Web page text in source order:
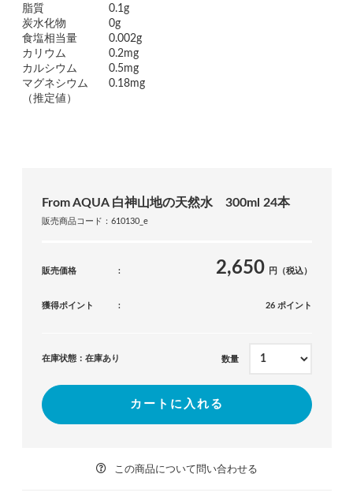
脂質
0.1g
炭水化物
0g
食塩相当量
0.002g
カリウム
0.2mg
カルシウム
0.5mg
マグネシウム
0.18mg
（推定値）
From AQUA 白神山地の天然水 300ml 24本
販売商品コード：610130_e
販売価格 2,650 円（税込）
獲得ポイント 26 ポイント
在庫状態：在庫あり 数量
カートに入れる
この商品について問い合わせる